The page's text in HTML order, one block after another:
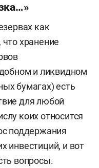
как
хранение
и ликвидном
бумагах) есть
для любой
коих относится
поддержания
инвестиций, и вот
вопросы.